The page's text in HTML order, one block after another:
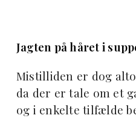
Jagten på håret i
Mistilliden er dog
da der er tale om et
og i enkelte tilfælde